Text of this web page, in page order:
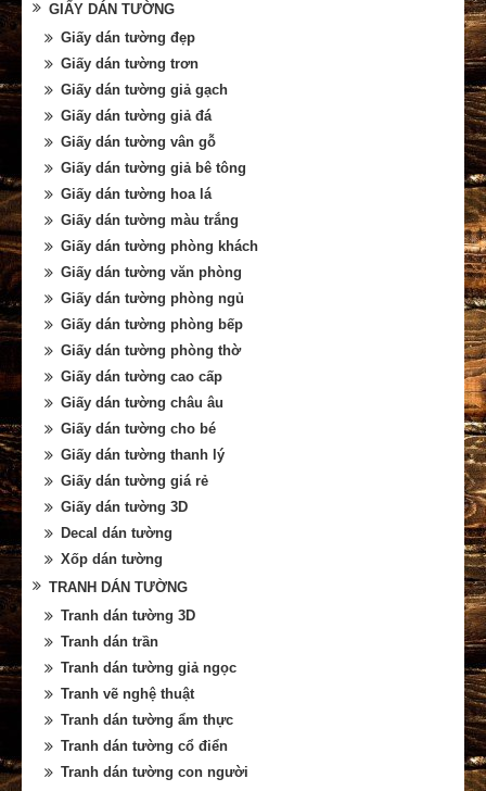
GIẤY DÁN TƯỜNG
Giấy dán tường đẹp
Giấy dán tường trơn
Giấy dán tường giả gạch
Giấy dán tường giả đá
Giấy dán tường vân gỗ
Giấy dán tường giả bê tông
Giấy dán tường hoa lá
Giấy dán tường màu trắng
Giấy dán tường phòng khách
Giấy dán tường văn phòng
Giấy dán tường phòng ngủ
Giấy dán tường phòng bếp
Giấy dán tường phòng thờ
Giấy dán tường cao cấp
Giấy dán tường châu âu
Giấy dán tường cho bé
Giấy dán tường thanh lý
Giấy dán tường giá rẻ
Giấy dán tường 3D
Decal dán tường
Xốp dán tường
TRANH DÁN TƯỜNG
Tranh dán tường 3D
Tranh dán trần
Tranh dán tường giả ngọc
Tranh vẽ nghệ thuật
Tranh dán tường ẩm thực
Tranh dán tường cổ điển
Tranh dán tường con người